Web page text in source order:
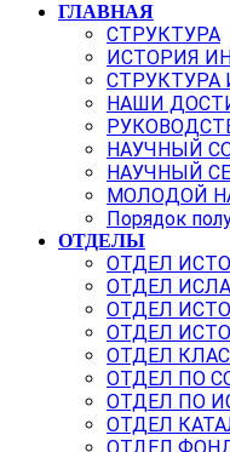
ГЛАВНАЯ
СТРУКТУРА
ИСТОРИЯ
СТРУКТУРА
НАШИ
НАУЧНЫЙ
НАУЧНЫЙ
МОЛОДОЙ
Порядок
ОТДЕЛЫ
ОТДЕЛ
ОТДЕЛ
ОТДЕЛ
ОТДЕЛ
ОТДЕЛ
ОТДЕЛ ПО
ОТДЕЛ ПО
ОТДЕЛ